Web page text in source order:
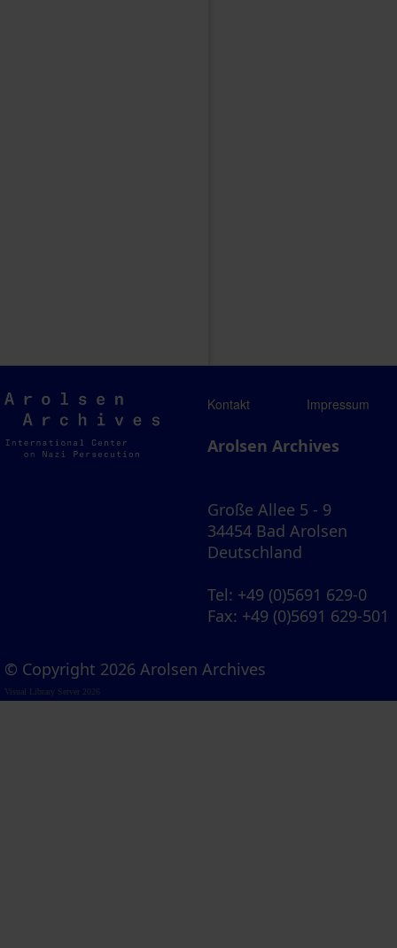
Arolsen
Archives
Kontakt Impressum
Arolsen Archives
Große Allee 5 - 9
34454 Bad Arolsen
Deutschland
Tel: +49 (0)5691 629-0
Fax: +49 (0)5691 629-501
© Copyright 2026 Arolsen Archives
Visual Library Server 2026